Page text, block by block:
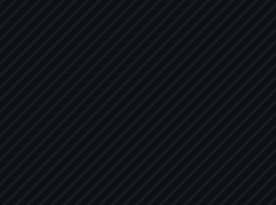
dalam satu media.